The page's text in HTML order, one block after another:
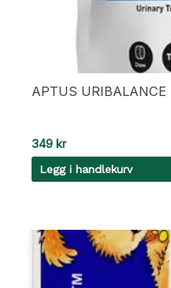
APTUS
349 kr
Legg i handlekurv